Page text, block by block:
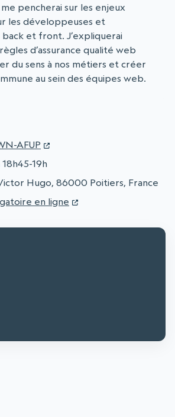
pencherai sur les enjeux
les développeuses et
et front. J’expliquerai
d’assurance qualité web
du sens à nos métiers et créer
au sein des équipes web.
AFUP
19h
Hugo, 86000 Poitiers, France
en ligne